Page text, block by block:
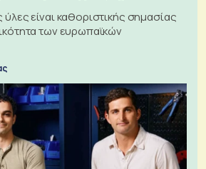
ύλες είναι καθοριστικής σημασίας
των ευρωπαϊκών